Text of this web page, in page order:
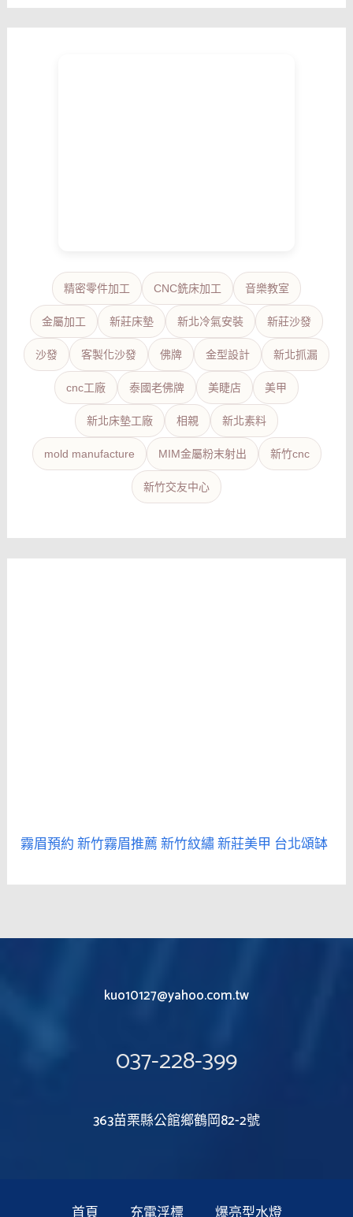
精密零件加工 CNC銑床加工 音樂教室
金屬加工 新莊床墊 新北冷氣安裝 新莊沙發
沙發 客製化沙發 佛牌 金型設計 新北抓漏
cnc工廠 泰國老佛牌 美睫店 美甲
新北床墊工廠 相親 新北素料
mold manufacture MIM金屬粉末射出 新竹cnc
新竹交友中心
霧眉預約新竹霧眉推薦新竹紋繡新莊美甲 台北頌缽
kuo10127@yahoo.com.tw
037-228-399
363苗栗縣公館鄉鶴岡82-2號